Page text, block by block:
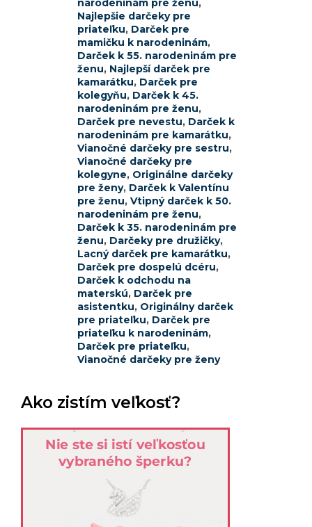
narodeninám pre ženu,
Najlepšie darčeky pre
priateľku, Darček pre
mamičku k narodeninám,
Darček k 55. narodeninám pre
ženu, Najlepší darček pre
kamarátku, Darček pre
kolegyňu, Darček k 45.
narodeninám pre ženu,
Darček pre nevestu, Darček k
narodeninám pre kamarátku,
Vianočné darčeky pre sestru,
Vianočné darčeky pre
kolegyne, Originálne darčeky
pre ženy, Darček k Valentínu
pre ženu, Vtipný darček k 50.
narodeninám pre ženu,
Darček k 35. narodeninám pre
ženu, Darčeky pre družičky,
Lacný darček pre kamarátku,
Darček pre dospelú dcéru,
Darček k odchodu na
materskú, Darček pre
asistentku, Originálny darček
pre priateľku, Darček pre
priateľku k narodeninám,
Darček pre priateľku,
Vianočné darčeky pre ženy
Ako zistím veľkosť?